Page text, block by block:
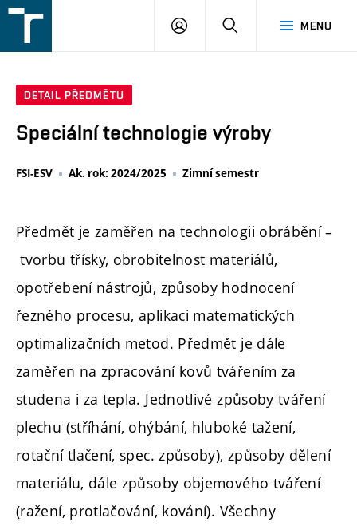
v
MENU
PŘIHLÁŠENÍ
DETAIL PŘEDMĚTU
Speciální technologie výroby
FSI-ESV Ak. rok: 2024/2025 Zimní semestr
Předmět je zaměřen na technologii obrábění –
tvorbu třísky, obrobitelnost materiálů,
opotřebení nástrojů, způsoby hodnocení
řezného procesu, aplikaci matematických
optimalizačních metod. Předmět je dále
zaměřen na zpracování kovů tvářením za
studena i za tepla. Jednotlivé způsoby tváření
plechu (stříhání, ohýbání, hluboké tažení,
rotační tlačení, spec. způsoby), způsoby dělení
materiálu, dále způsoby objemového tváření
(ražení, protlačování, kování). Všechny